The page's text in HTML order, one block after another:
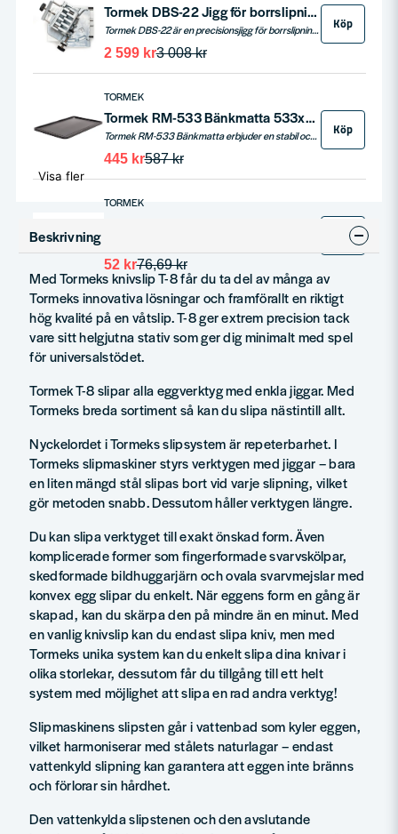
Tormek DBS-22 Jigg för borrslipning
Tormek DBS-22 är en precisionsjigg för borrslipning som ger dina borrar en hållbar fyrfasett-spets. För borrar mellan 3 och 22 mm, med exakt inställning av spets- och släppningsvinkel. Passar Tormek T-8 och äldre modeller.
3 008 kr
2 599 kr
Köp
TORMEK
Tormek RM-533 Bänkmatta 533x343mm
Tormek RM-533 Bänkmatta erbjuder en stabil och halkfri arbetsyta för slipning. Tillverkad i tjockt naturgummi med upphöjda kanter, skyddar den mot vätskor och vibrationer, och är perfekt för alla Tormek-maskiner.
587 kr
445 kr
Köp
TORMEK
76,69 kr
52 kr
Köp
Visa fler
Beskrivning
Med Tormeks knivslip T-8 får du ta del av många av
Tormeks innovativa lösningar och framförallt en riktigt
hög kvalité på en våtslip. T-8 ger extrem precision tack
vare sitt helgjutna stativ som ger dig minimalt med spel
för universalstödet.
Tormek T-8 slipar alla eggverktyg med enkla jiggar. Med
Tormeks breda sortiment så kan du slipa nästintill allt.
Nyckelordet i Tormeks slipsystem är repeterbarhet. I
Tormeks slipmaskiner styrs verktygen med jiggar – bara
en liten mängd stål slipas bort vid varje slipning, vilket
gör metoden snabb. Dessutom håller verktygen längre.
Du kan slipa verktyget till exakt önskad form. Även
komplicerade former som fingerformade svarvskölpar,
skedformade bildhuggarjärn och ovala svarvmejslar med
konvex egg slipar du enkelt. När eggens form en gång är
skapad, kan du skärpa den på mindre än en minut. Med
en vanlig knivslip kan du endast slipa kniv, men med
Tormeks unika system kan du enkelt slipa dina knivar i
olika storlekar, dessutom får du tillgång till ett helt
system med möjlighet att slipa en rad andra verktyg!
Slipmaskinens slipsten går i vattenbad som kyler eggen,
vilket harmoniserar med stålets naturlagar – endast
vattenkyld slipning kan garantera att eggen inte bränns
och förlorar sin hårdhet.
Den vattenkylda slipstenen och den avslutande